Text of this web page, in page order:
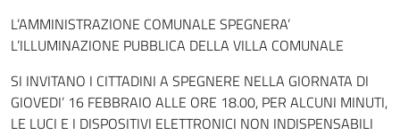
L’AMMINISTRAZIONE COMUNALE SPEGNERA’
L’ILLUMINAZIONE PUBBLICA DELLA VILLA COMUNALE
SI INVITANO I CITTADINI A SPEGNERE NELLA GIORNATA DI
GIOVEDI’ 16 FEBBRAIO ALLE ORE 18.00, PER ALCUNI MINUTI,
LE LUCI E I DISPOSITIVI ELETTRONICI NON INDISPENSABILI